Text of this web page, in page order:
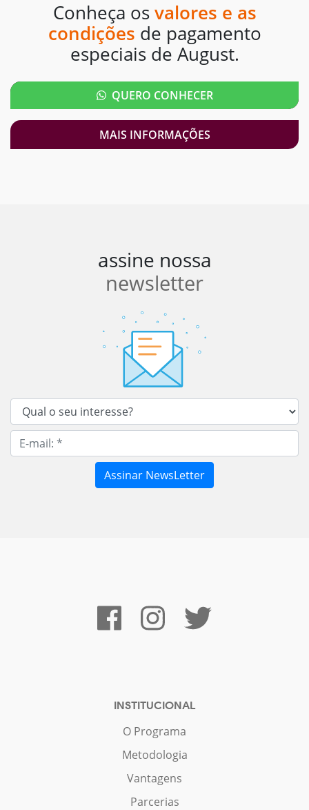
Conheça os valores e as
condições de pagamento
especiais de August.
QUERO CONHECER
MAIS INFORMAÇÕES
assine nossa
newsletter
INSTITUCIONAL
O Programa
Metodologia
Vantagens
Parcerias